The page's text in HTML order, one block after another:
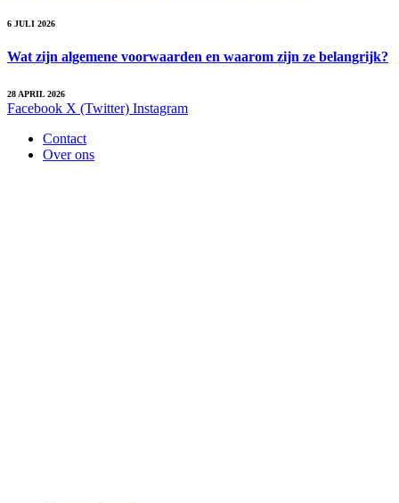
6 JULI 2026
Wat zijn algemene voorwaarden en waarom zijn ze belangrijk?
28 APRIL 2026
Facebook X (Twitter) Instagram
Contact
Over ons